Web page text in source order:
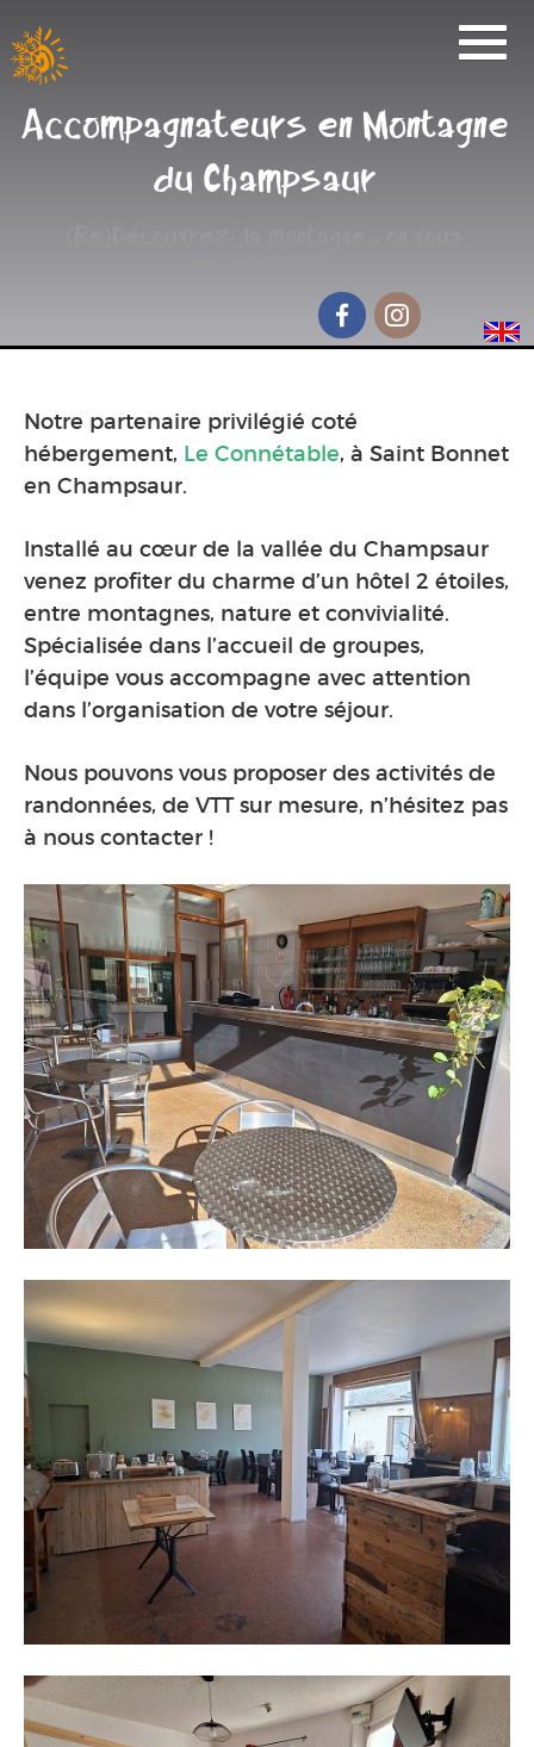
Accompagnateurs en Montagne
du Champsaur
FacebookInstagram
Réservation
Nos Partenaires
Groupe de randonnée
Séjour jeunesse
Contact et accès
Notre partenaire privilégié coté
hébergement, Le Connétable, à Saint Bonnet
en Champsaur.
Installé au cœur de la vallée du Champsaur
venez profiter du charme d’un hôtel 2 étoiles,
entre montagnes, nature et convivialité.
Spécialisée dans l’accueil de groupes,
l’équipe vous accompagne avec attention
dans l’organisation de votre séjour.
Nous pouvons vous proposer des activités de
randonnées, de VTT sur mesure, n’hésitez pas
à nous contacter !